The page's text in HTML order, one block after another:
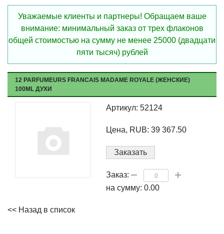
Уважаемые клиенты и партнеры! Обращаем ваше
внимание: минимальный заказ от трех флаконов
общей стоимостью на сумму не менее 25000 (двадцати
пяти тысяч) рублей
12 PARFUMEURS FRANCAIS MADAME ROYALE (ЖЕНСКИЕ)
100ML ДУХИ
Артикул: 52124
Цена, RUB: 39 367.50
Заказать
Заказ:
на сумму: 0.00
<< Назад в список